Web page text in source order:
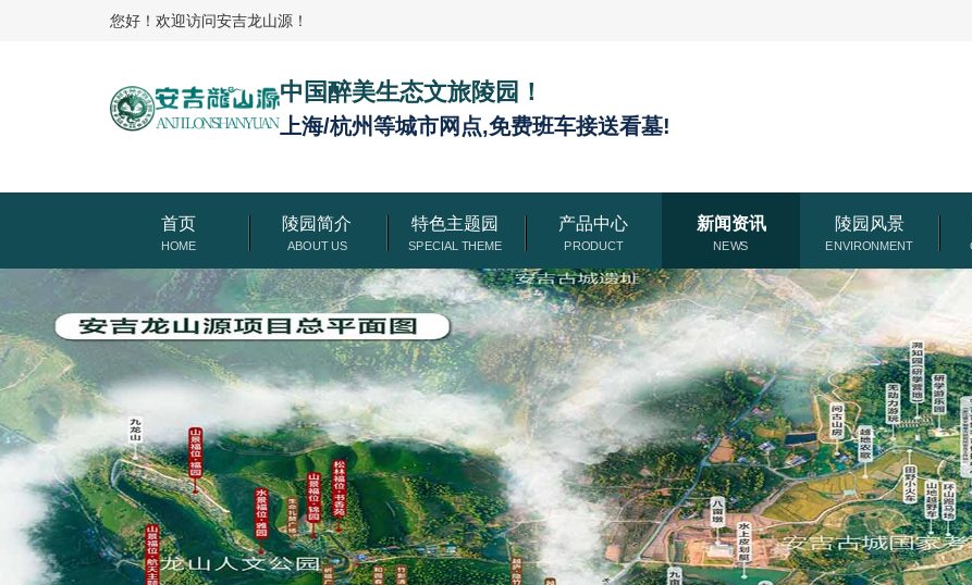
您好！欢迎访问安吉龙山源！
中国醉美生态文旅陵园！
上海/杭州等城市网点,免费班车接送看墓!
首页 陵园简介 特色主题园 产品中心 新闻资讯 陵园风景